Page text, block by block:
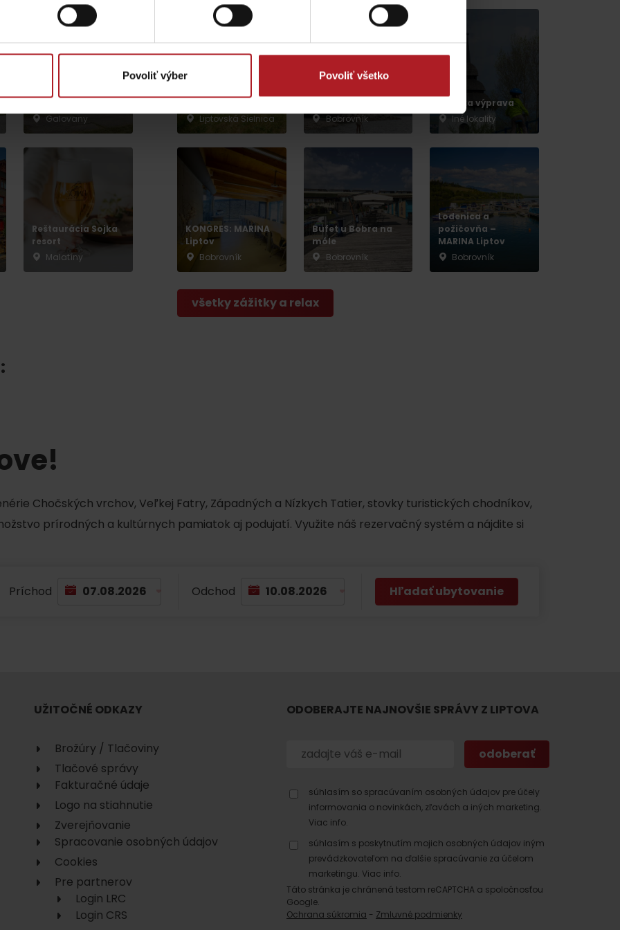
Povoliť výber Povoliť všetko
Aquapark Tatralandia
No data found for this source.
Kde kúpiť Spolupráca
Pramene a vodopády
No data found for this source.
Galovany
Reštaurácia Sojka
resort
Malatíny
Liptovská Sielnica
Bobrovník
Keltska výprava
Iné lokality
KONGRES: MARINA
Liptov
Bobrovník
Bufet u Bobra na
móle
Bobrovník
Lodenica a
požičovňa –
MARINA Liptov
Bobrovník
všetky zážitky a relax
Chočských vrchov, Veľkej Fatry, Západných a Nízkych Tatier, stovky turistických chodníkov,
prírodných a kultúrnych pamiatok aj podujatí. Využite náš rezervačný systém a nájdite si
Príchod Odchod Hľadať ubytovanie
UŽITOČNÉ ODKAZY
Brožúry / Tlačoviny
Tlačové správy
Fakturačné údaje
Logo na stiahnutie
Zverejňovanie
Spracovanie osobných údajov
Cookies
Pre partnerov
Login LRC
Login CRS
ODOBERAJTE NAJNOVŠIE SPRÁVY Z LIPTOVA
súhlasím so spracúvaním osobných údajov pre účely
informovania o novinkách, zľavách a iných marketing.
Viac info.
súhlasím s poskytnutím mojich osobných údajov iným
prevádzkovateľom na ďalšie spracúvanie za účelom
marketingu. Viac info.
Táto stránka je chránená testom reCAPTCHA a spoločnosťou
Google.
Ochrana súkromia - Zmluvné podmienky